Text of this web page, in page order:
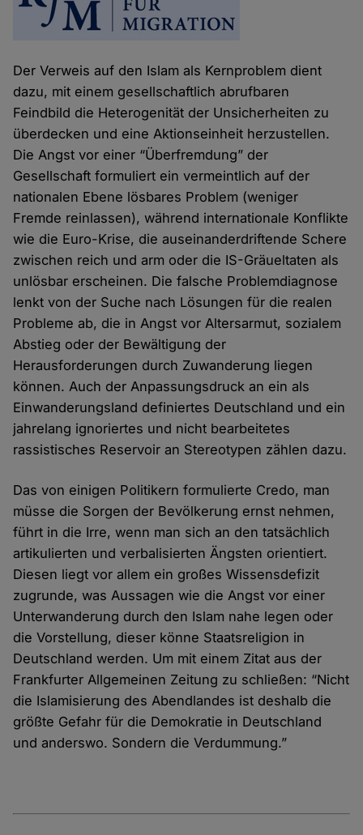
Der Verweis auf den Islam als Kernproblem dient
dazu, mit einem gesellschaftlich abrufbaren
Feindbild die Heterogenität der Unsicherheiten zu
überdecken und eine Aktionseinheit herzustellen.
Die Angst vor einer “Überfremdung” der
Gesellschaft formuliert ein vermeintlich auf der
nationalen Ebene lösbares Problem (weniger
Fremde reinlassen), während internationale Konflikte
wie die Euro-Krise, die auseinanderdriftende Schere
zwischen reich und arm oder die IS-Gräueltaten als
unlösbar erscheinen. Die falsche Problemdiagnose
lenkt von der Suche nach Lösungen für die realen
Probleme ab, die in Angst vor Altersarmut, sozialem
Abstieg oder der Bewältigung der
Herausforderungen durch Zuwanderung liegen
können. Auch der Anpassungsdruck an ein als
Einwanderungsland definiertes Deutschland und ein
jahrelang ignoriertes und nicht bearbeitetes
rassistisches Reservoir an Stereotypen zählen dazu.
Das von einigen Politikern formulierte Credo, man
müsse die Sorgen der Bevölkerung ernst nehmen,
führt in die Irre, wenn man sich an den tatsächlich
artikulierten und verbalisierten Ängsten orientiert.
Diesen liegt vor allem ein großes Wissensdefizit
zugrunde, was Aussagen wie die Angst vor einer
Unterwanderung durch den Islam nahe legen oder
die Vorstellung, dieser könne Staatsreligion in
Deutschland werden. Um mit einem Zitat aus der
Frankfurter Allgemeinen Zeitung zu schließen: “Nicht
die Islamisierung des Abendlandes ist deshalb die
größte Gefahr für die Demokratie in Deutschland
und anderswo. Sondern die Verdummung.”